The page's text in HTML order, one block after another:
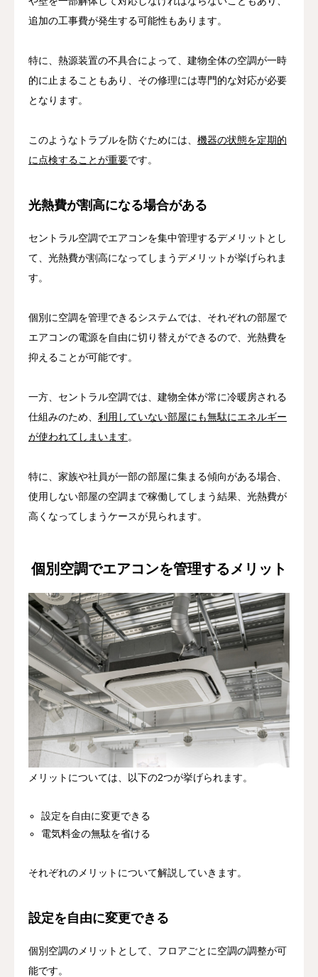
追加の工事費が発生する可能性もあります。
特に、熱源装置の不具合によって、建物全体の空調が一時
的に止まることもあり、その修理には専門的な対応が必要
となります。
このようなトラブルを防ぐためには、 機器の状態を定期的
に点検することが重要です。
光熱費が割高になる場合がある
セントラル空調でエアコンを集中管理するデメリットとし
て、光熱費が割高になってしまうデメリットが挙げられま
す。
個別に空調を管理できるシステムでは、それぞれの部屋で
エアコンの電源を自由に切り替えができるので、光熱費を
抑えることが可能です。
一方、セントラル空調では、建物全体が常に冷暖房される
仕組みのため、 利用していない部屋にも無駄にエネルギー
が使われてしまいます。
特に、家族や社員が一部の部屋に集まる傾向がある場合、
使用しない部屋の空調まで稼働してしまう結果、光熱費が
高くなってしまうケースが見られます。
個別空調でエアコンを管理するメリット
メリットについては、以下の2つが挙げられます。
設定を自由に変更できる
電気料金の無駄を省ける
それぞれのメリットについて解説していきます。
設定を自由に変更できる
個別空調のメリットとして、フロアごとに空調の調整が可
能です。